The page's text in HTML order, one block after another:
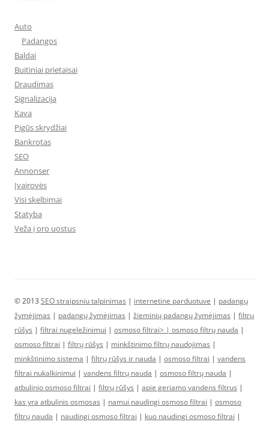
Auto
Padangos
Baldai
Buitiniai prietaisai
Draudimas
Signalizacija
Kava
Pigūs skrydžiai
Bankrotas
SEO
Annonser
Įvairovės
Visi skelbimai
Statyba
Veža į oro uostus
© 2013 SEO straipsniu talpinimas | internetine parduotuve | padangų
žymėjimas | padangų žymėjimas | žieminių padangų žymėjimas | filtrų
rūšys | filtrai nugeležinimui | osmoso filtrai> | osmoso filtrų nauda |
osmoso filtrai | filtrų rūšys | minkštinimo filtrų naudojimas |
minkštinimo sistema | filtrų rūšys ir nauda | osmoso filtrai | vandens
filtrai nukalkinimui | vandens filtrų nauda | osmoso filtrų nauda |
atbulinio osmoso filtrai | filtrų rūšys | apie geriamo vandens filtrus |
kas yra atbulinis osmosas | namui naudingi osmoso filtrai | osmoso
filtrų nauda | naudingi osmoso filtrai | kuo naudingi osmoso filtrai |